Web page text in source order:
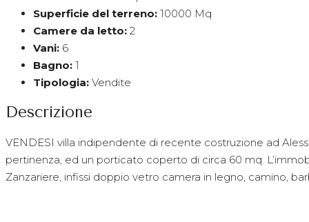
Superficie del terreno: 10000 Mq
Camere da letto: 2
Vani: 6
Bagno: 1
Tipologia: Vendite
Descrizione
VENDESI villa indipendente di recente costruzione ad
pertinenza, ed un porticato coperto di circa 60 mq.
Zanzariere, infissi doppio vetro camera in legno, camino,